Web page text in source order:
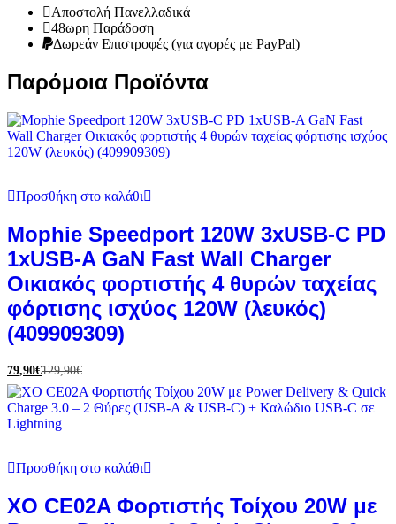
Αποστολή Πανελλαδικά
48ωρη Παράδοση
Δωρεάν Eπιστροφές (για αγορές με PayPal)
Παρόμοια Προϊόντα
Προσθήκη στο καλάθι
Mophie Speedport 120W 3xUSB-C PD
1xUSB-A GaN Fast Wall Charger
Οικιακός φορτιστής 4 θυρών ταχείας
φόρτισης ισχύος 120W (λευκός)
(409909309)
79,90€129,90€
Προσθήκη στο καλάθι
XO CE02A Φορτιστής Τοίχου 20W με